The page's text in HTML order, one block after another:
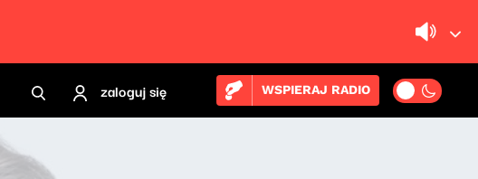
zaloguj się WSPIERAJ RADIO